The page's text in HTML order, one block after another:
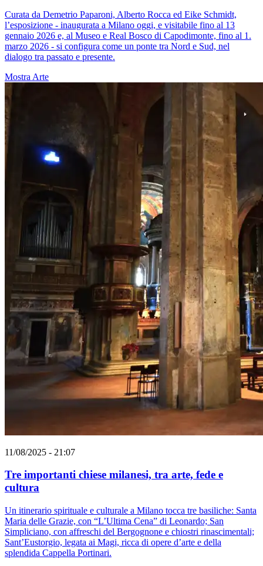
Curata da Demetrio Paparoni, Alberto Rocca ed Eike Schmidt,
l’esposizione - inaugurata a Milano oggi, e visitabile fino al 13
gennaio 2026 e, al Museo e Real Bosco di Capodimonte, fino al 1.
marzo 2026 - si configura come un ponte tra Nord e Sud, nel
dialogo tra passato e presente.
Mostra Arte
11/08/2025 - 21:07
Tre importanti chiese milanesi, tra arte, fede e
cultura
Un itinerario spirituale e culturale a Milano tocca tre basiliche: Santa
Maria delle Grazie, con “L’Ultima Cena” di Leonardo; San
Simpliciano, con affreschi del Bergognone e chiostri rinascimentali;
Sant’Eustorgio, legata ai Magi, ricca di opere d’arte e della
splendida Cappella Portinari.